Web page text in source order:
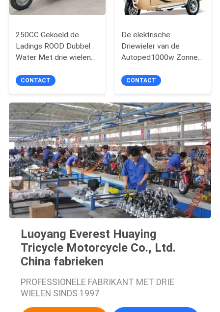
250CC Gekoeld de
Ladings ROOD Dubbel
Water Met drie wielen
zware Ladingslading
CONTACT
De elektrische
Driewieler van de
Autoped1000w Zonne
Passagier
CONTACT
Luoyang Everest Huaying
Tricycle Motorcycle Co., Ltd.
China fabrieken
PROFESSIONELE FABRIKANT MET DRIE
WIELEN SINDS 1997